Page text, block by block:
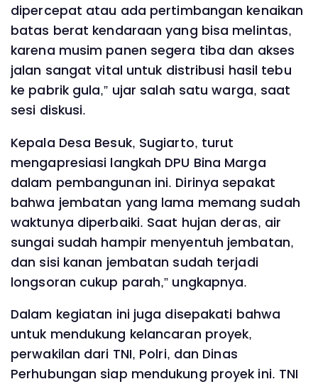
dipercepat atau ada pertimbangan kenaikan
batas berat kendaraan yang bisa melintas,
karena musim panen segera tiba dan akses
jalan sangat vital untuk distribusi hasil tebu
ke pabrik gula,” ujar salah satu warga, saat
sesi diskusi.
Kepala Desa Besuk, Sugiarto, turut
mengapresiasi langkah DPU Bina Marga
dalam pembangunan ini. Dirinya sepakat
bahwa jembatan yang lama memang sudah
waktunya diperbaiki. Saat hujan deras, air
sungai sudah hampir menyentuh jembatan,
dan sisi kanan jembatan sudah terjadi
longsoran cukup parah,” ungkapnya.
Dalam kegiatan ini juga disepakati bahwa
untuk mendukung kelancaran proyek,
perwakilan dari TNI, Polri, dan Dinas
Perhubungan siap mendukung proyek ini. TNI